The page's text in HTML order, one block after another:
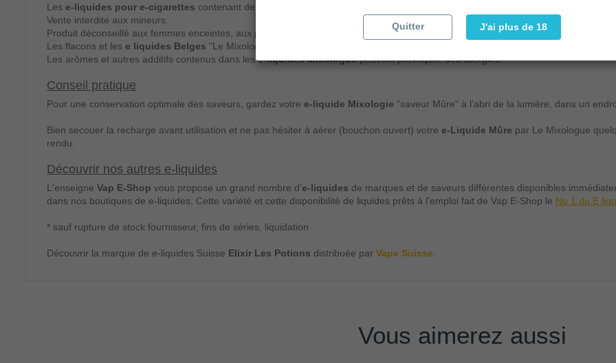
Les e-liquides pour e-cigarettes contenant de la nicotine sont nocifs par contact avec la peau, respecter les précautions d'emploi.
Vente interdite aux mineurs.
Produit déconseillé aux femmes enceintes, aux personnes atteintes d'hypertension et/ou de maladies cardiovasculaires.
Les flacons et les e liquides Belges "Le Mixologue" sont conformes à la règlementation Européenne en vigueur.
Les arômes et autres additifs contenus dans lese-liquides Mixologuepeuvent provoquer des allergies.
Conseil pratique
Pour une conservation optimale des saveurs, gardez votre e-liquide Mixologie "saveur Mûre" à l'abri de la lumière, dans un
Bien secouer la recharge avant utilisation et ne pas hésiter à aérer (bouchon ouvert) votre e-Liquide Mûre par Le Mixologue
rendu.
Découvrir nos autres e-liquides
L'enseigne Vap E-Shop vous propose un grand nombre d'e-liquides de marques et de saveurs différentes disponibles
dans nos boutiques de e-liquides. Cette variété et cette disponibilité de liquides prêts à l'emploi fait de Vap E-Shop le No 1 du E
* sauf rupture de stock fournisseur, fins de séries, liquidation
Découvrir la marque de e-liquides Suisse Elixir Les Potions distribuée par Vape Suisse
Vous aimerez aussi
Quitter J'ai plus de 18